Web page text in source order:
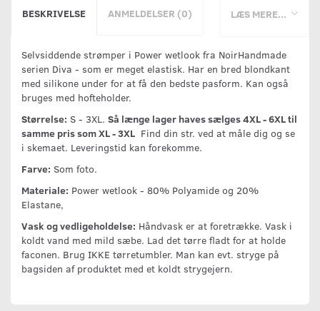
LÆS MERE...
BESKRIVELSE ANMELDELSER (0)
Selvsiddende strømper i Power wetlook fra NoirHandmade
serien Diva - som er meget elastisk. Har en bred blondkant
med silikone under for at få den bedste pasform. Kan også
bruges med hofteholder.
Størrelse: S - 3XL. Så længe lager haves sælges 4XL - 6XL til
samme pris som XL - 3XL Find din str. ved at måle dig og se
i skemaet. Leveringstid kan forekomme.
Farve: Som foto.
Materiale: Power wetlook - 80% Polyamide og 20%
Elastane,
Vask og vedligeholdelse: Håndvask er at foretrække. Vask i
koldt vand med mild sæbe. Lad det tørre fladt for at holde
faconen. Brug IKKE tørretumbler. Man kan evt. stryge på
bagsiden af produktet med et koldt strygejern.